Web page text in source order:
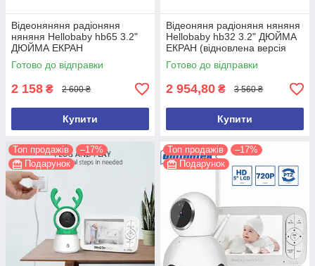
Відеоняняня радіоняня
няняня Hellobaby hb65 3.2"
ДЮЙМА ЕКРАН
Готово до відправки
2 158 ₴ 2 600 ₴
Купити
Відеоняня радіоняня няняня
Hellobaby hb32 3.2" ДЮЙМА
ЕКРАН (відновлена версія
2026 року)
Готово до відправки
2 954,80 ₴ 3 560 ₴
Купити
Топ продажів
–17%
Подарунок
Топ продажів
–17%
Подарунок